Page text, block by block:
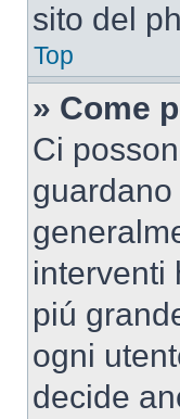
sito del
Top
» Come
Ci
interventi
piú
ogni
decide